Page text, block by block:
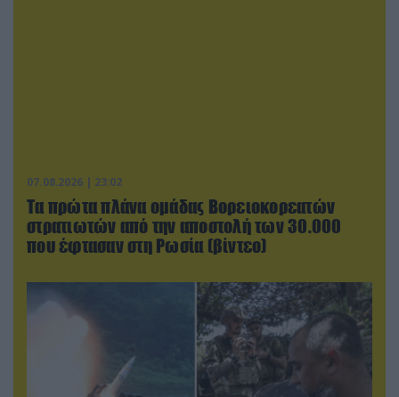
07.08.2026 | 23:02
Τα πρώτα πλάνα ομάδας Βορειοκορεατών
στρατιωτών από την αποστολή των 30.000
που έφτασαν στη Ρωσία (βίντεο)